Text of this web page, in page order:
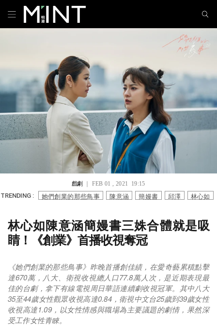
戲劇｜ FEB 01 , 2021 19:15
TRENDING : 她們創業的那些鳥事 陳意涵 簡嫚書 邱澤 林心如
林心如陳意涵簡嫚書三姝合體就是吸
睛！《創業》首播收視奪冠
《她們創業的那些鳥事》昨晚首播創佳績，在愛奇藝累積點擊
達670萬，八大、衛視收視總人口77.8萬人次，是近期表現最
佳的台劇，拿下有線電視周日華語連續劇收視冠軍。其中八大
35至44歲女性觀眾收視高達0.84，衛視中文台25歲到39歲女性
收視高達1.09，以女性情感與職場為主要議題的劇情，果然深
受工作女性青睞。